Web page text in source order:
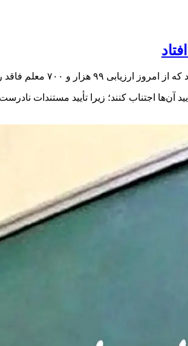
فاقد رتبه آغاز می‌شود.
آن‌ها اجتناب کنند؛ زیرا تأیید مستندات